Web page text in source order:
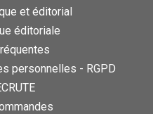
et éditorial
éditoriale
personnelles - RGPD